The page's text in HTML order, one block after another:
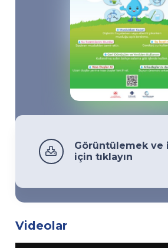
Görüntülemek ve
için tıklayın
Videolar